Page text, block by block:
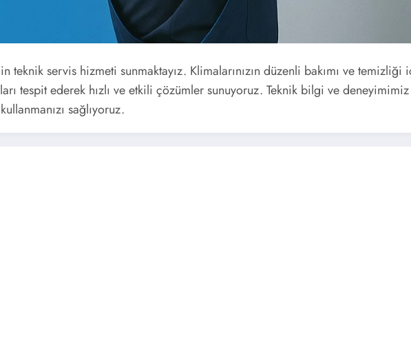
teknik servis hizmeti sunmaktayız. Klimalarınızın düzenli bakımı ve
tespit ederek hızlı ve etkili çözümler sunuyoruz. Teknik bilgi ve deneyimimiz
sağlıyoruz.